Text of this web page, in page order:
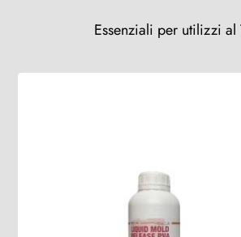
Essenziali per utilizzi al